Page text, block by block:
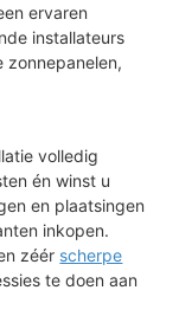
ervaren
installateurs
zonnepanelen,
volledig
én winst u
en plaatsingen
inkopen.
zéér scherpe
te doen aan